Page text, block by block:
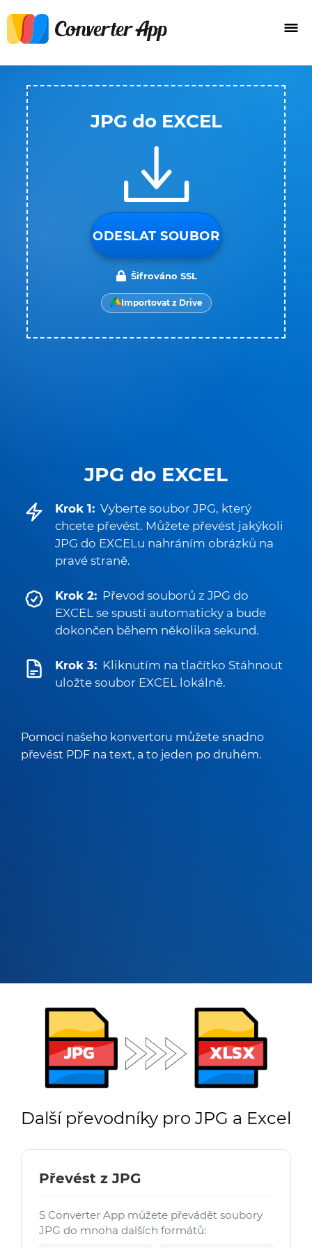
JPG do EXCEL
Krok 1: Vyberte soubor JPG, který
chcete převést. Můžete převést jakýkoli
JPG do EXCELu nahráním obrázků na
pravé straně.
Krok 2: Převod souborů z JPG do
EXCEL se spustí automaticky a bude
dokončen během několika sekund.
Krok 3: Kliknutím na tlačítko Stáhnout
uložte soubor EXCEL lokálně.
Pomocí našeho konvertoru můžete snadno
převést PDF na text, a to jeden po druhém.
JPG do EXCEL
ODESLAT SOUBOR
Šifrováno SSL
Importovat z Drive
Další převodníky pro JPG a Excel
Převést z JPG
S Converter App můžete převádět soubory
JPG do mnoha dalších formátů: